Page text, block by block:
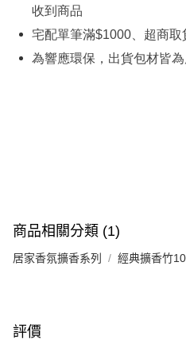
收到商品
宅配單筆滿$1000 、超商
為響應環保，出貨包材皆
商品相關分類 (1)
居家香氛擴香系列 經典擴香竹
評價